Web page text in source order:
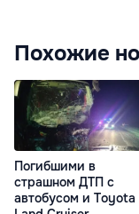
Похожие
Погибшими в
страшном ДТП с
автобусом и Toyota